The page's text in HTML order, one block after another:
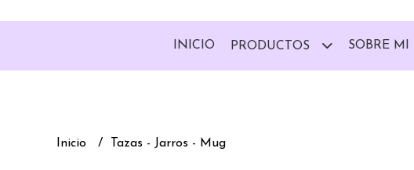
INICIO PRODUCTOS SOBRE MI
Inicio Tazas - Jarros - Mug